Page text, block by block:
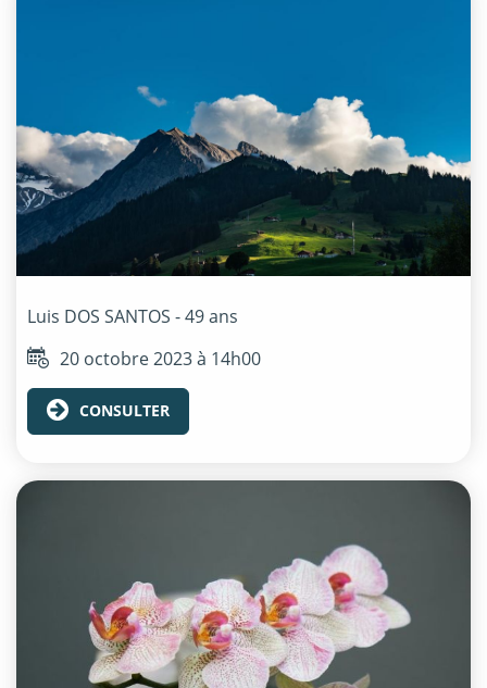
Luis DOS SANTOS - 49 ans
20 octobre 2023 à 14h00
CONSULTER